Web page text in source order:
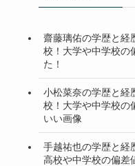
齋藤璃佑の学歴と経
校！大学や中学校の
た！
小松菜奈の学歴と経
校！大学や中学校の
いい画像
手越祐也の学歴と経
高校や中学校の偏差